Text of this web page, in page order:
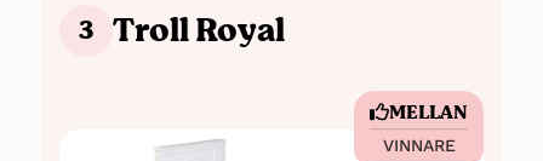
3 Troll Royal
MELLAN
VINNARE